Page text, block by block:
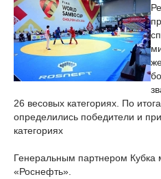
26 весовых категориях. По
определились победители и
категориях
Генеральным партнером Кубка
«Роснефть».